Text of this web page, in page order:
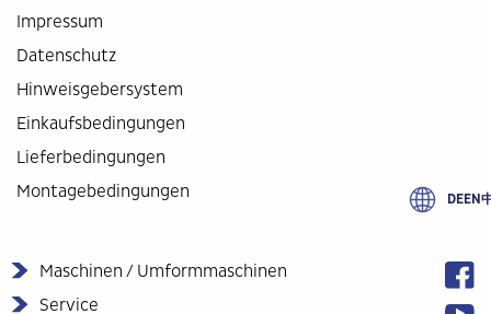
Impressum
Datenschutz
Hinweisgebersystem
Einkaufsbedingungen
Lieferbedingungen
Montagebedingungen
DEEN
Maschinen / Umformmaschinen
Service